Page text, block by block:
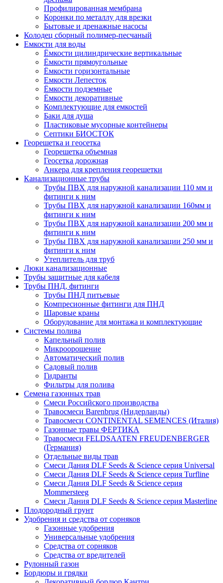
Профилированная мембрана
Коронки по металлу для врезки
Бытовые и дренажные насосы
Колодец сборный полимер-песчаный
Емкости для воды
Ёмкости цилиндрические вертикальные
Ёмкости прямоугольные
Ёмкости горизонтальные
Емкости Лепесток
Ёмкости подземные
Ёмкости декоративные
Комплектующие для емкостей
Баки для душа
Пластиковые мусорные контейнеры
Септики БИОСТОК
Георешетка и геосетка
Георешетка объемная
Геосетка дорожная
Анкера для крепления георешетки
Канализационные трубы
Трубы ПВХ для наружной канализации 110 мм и
фитинги к ним
Трубы ПВХ для наружной канализации 160мм и
фитинги к ним
Трубы ПВХ для наружной канализации 200 мм и
фитинги к ним
Трубы ПВХ для наружной канализации 250 мм и
фитинги к ним
Утеплитель для труб
Люки канализационные
Трубы защитные для кабеля
Трубы ПНД, фитинги
Трубы ПНД питьевые
Компресионные фитинги для ПНД
Шаровые краны
Оборудование для монтажа и комплектующие
Системы полива
Капельный полив
Микроорошение
Автоматический полив
Садовый полив
Гидранты
Фильтры для полива
Семена газонных трав
Смеси Российского производства
Травосмеси Barenbrug (Нидерланды)
Травосмеси CONTINENTAL SEMENCES (Италия)
Газонные травы ФЕРТИКА
Травосмеси FELDSAATEN FREUDENBERGER
(Германия)
Отдельные виды трав
Смеси Дания DLF Seeds & Sciеnce серия Universal
Смеси Дания DLF Seeds & Sciеnce серия Turfline
Смеси Дания DLF Seeds & Sciеnce серия
Mommersteeg
Смеси Дания DLF Seeds & Sciеnce серия Masterline
Плодородный грунт
Удобрения и средства от сорняков
Газонные удобрения
Универсальные удобрения
Средства от сорняков
Средства от вредителей
Рулонный газон
Бордюры и грядки